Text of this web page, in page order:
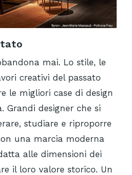
mai. Lo stile, le
creativi del passato
le migliori case di design
Grandi designer che si
studiare e riproporre
una marcia moderna
alle dimensioni dei
il loro valore storico. Un